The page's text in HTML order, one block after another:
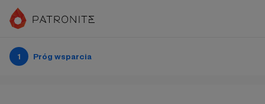
1 Próg wsparcia